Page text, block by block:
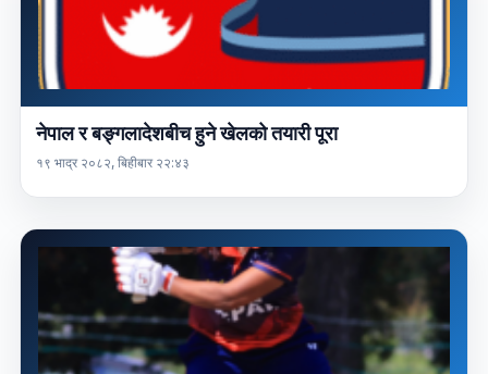
नेपाल र बङ्गलादेशबीच हुने खेलको तयारी पूरा
१९ भाद्र २०८२, बिहीबार २२:४३